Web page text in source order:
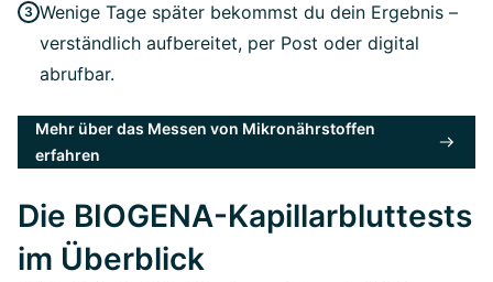
Wenige Tage später bekommst du dein Ergebnis –
verständlich aufbereitet, per Post oder digital
abrufbar.
Mehr über das Messen von Mikronährstoffen
erfahren
Die BIOGENA-Kapillarbluttests
im Überblick